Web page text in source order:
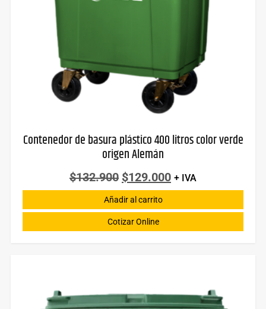
Contenedor de basura plástico 400 litros color verde
origen Alemán
$132.900 $129.000 + IVA
Añadir al carrito
Cotizar Online